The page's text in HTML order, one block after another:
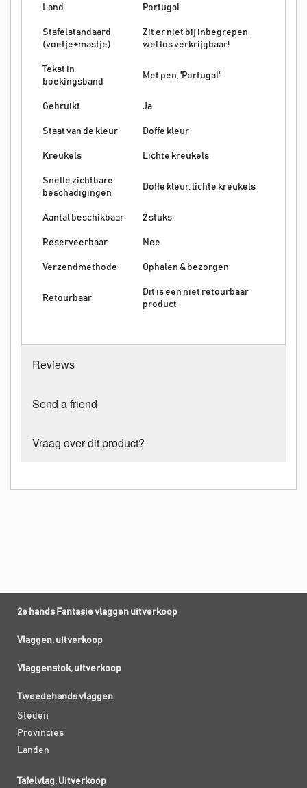
Land Portugal
Stafelstandaard
(voetje+mastje)
Zit er niet bij inbegrepen,
wel los verkrijgbaar!
Tekst in
boekingsband
Met pen, 'Portugal'
Gebruikt Ja
Staat van de kleur Doffe kleur
Kreukels Lichte kreukels
Snelle zichtbare
beschadigingen
Doffe kleur, lichte kreukels
Aantal beschikbaar 2 stuks
Reserveerbaar Nee
Verzendmethode Ophalen & bezorgen
Retourbaar
Dit is een niet retourbaar
product
Reviews
Send a friend
Vraag over dit product?
2e hands Fantasie vlaggen uitverkoop
Vlaggen, uitverkoop
Vlaggenstok, uitverkoop
Tweedehands vlaggen
Steden
Provincies
Landen
Tafelvlag, Uitverkoop